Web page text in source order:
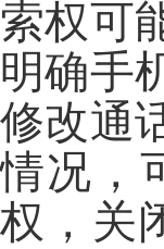
索权可
明确手
修改通
情况，
权，关